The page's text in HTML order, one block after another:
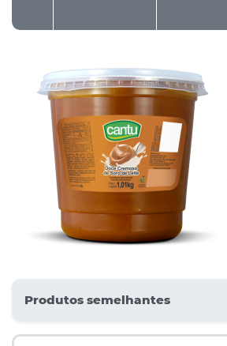
Produtos semelhantes